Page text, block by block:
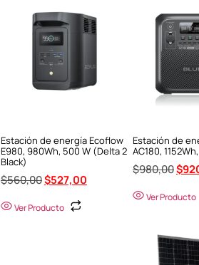
Estación de energía Ecoflow
E980, 980Wh, 500 W (Delta 2
Black)
$560,00$527,00
Ver Producto
Estación de
AC180,
$980,00$
Ver Producto